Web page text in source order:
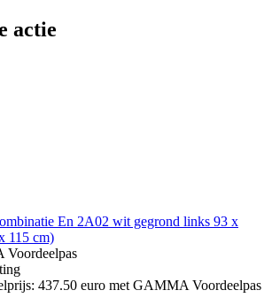
actie
En 2A02 wit gegrond links 93 x
115 cm)
437.50 euro met GAMMA Voordeelpas